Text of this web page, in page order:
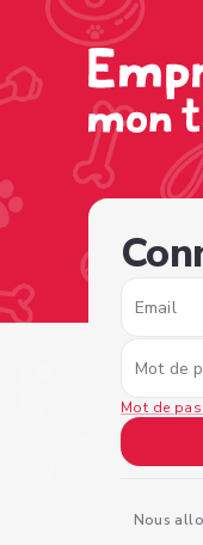
Email
Mot de
Mot de
Nous
6851-4fa6-